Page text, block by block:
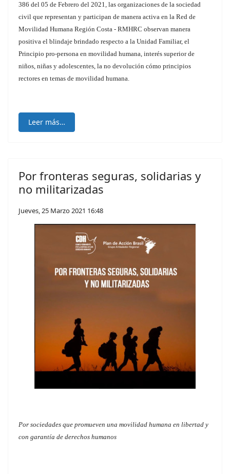
386 del 05 de Febrero del 2021, las organizaciones de la sociedad
civil que representan y participan de manera activa en la Red de
Movilidad Humana Región Costa - RMHRC observan manera
positiva el blindaje brindado respecto a la Unidad Familiar, el
Principio pro-persona en movilidad humana, interés superior de
niños, niñas y adolescentes, la no devolución cómo principios
rectores en temas de movilidad humana.
Leer más…
Por fronteras seguras, solidarias y
no militarizadas
Jueves, 25 Marzo 2021 16:48
Por sociedades que promueven una movilidad humana en libertad y
con garantía de derechos humanos